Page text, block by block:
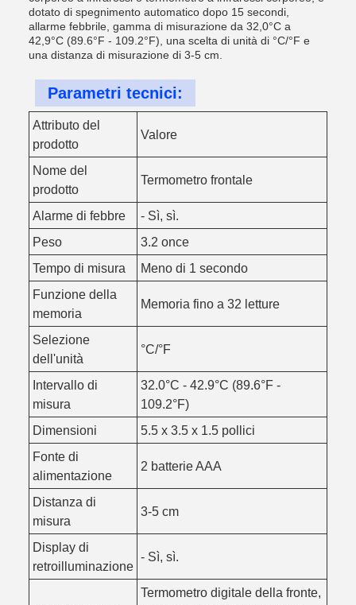
dotato di spegnimento automatico dopo 15 secondi,
allarme febbrile, gamma di misurazione da 32,0°C a
42,9°C (89.6°F - 109.2°F), una scelta di unità di °C/°F e
una distanza di misurazione di 3-5 cm.
Parametri tecnici:
Attributo del
prodotto
Valore
Nome del
prodotto
Termometro frontale
Alarme di febbre
- Sì, sì.
Peso
3.2 once
Tempo di misura
Meno di 1 secondo
Funzione della
memoria
Memoria fino a 32 letture
Selezione
dell'unità
°C/°F
Intervallo di
misura
32.0°C - 42.9°C (89.6°F -
109.2°F)
Dimensioni
5.5 x 3.5 x 1.5 pollici
Fonte di
alimentazione
2 batterie AAA
Distanza di
misura
3-5 cm
Display di
retroilluminazione
- Sì, sì.
Termometro digitale della fronte,